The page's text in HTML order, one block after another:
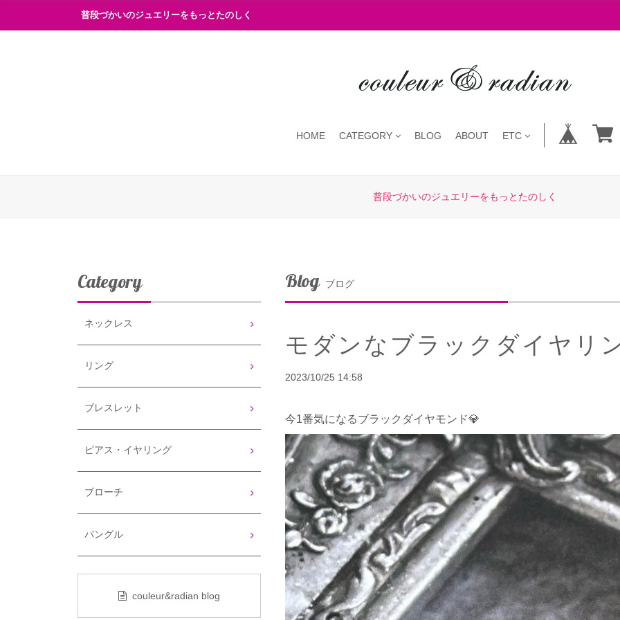
普段づかいのジュエリーをもっとたのしく
HOME CATEGORY BLOG ABOUT ETC
普段づかいのジュエリーをもっとたのしく
Blog ブログ
モダンなブラックダイヤリ
2023/10/25 14:58
今1番気になるブラックダイヤモンド💎
Category
ネックレス
リング
ブレスレット
ピアス・イヤリング
ブローチ
バングル
couleur&radian blog